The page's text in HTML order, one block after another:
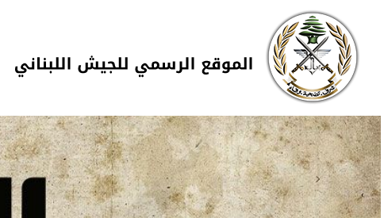
تجاوز إلى المحتوى الرئيسي
Skip to navigation